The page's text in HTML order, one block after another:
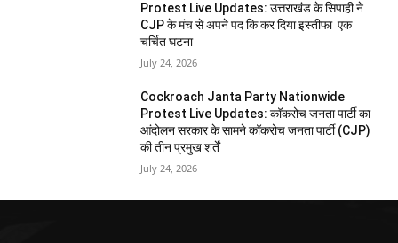
Protest Live Updates: उत्तराखंड के सिपाही ने
CJP के मंच से अपने पद कि कर दिया इस्तीफा एक
चर्चित घटना
July 24, 2026
Cockroach Janta Party Nationwide
Protest Live Updates: कॉकरोच जनता पार्टी का
आंदोलन सरकार के सामने कॉकरोच जनता पार्टी (CJP)
की तीन प्रमुख शर्तें
July 24, 2026